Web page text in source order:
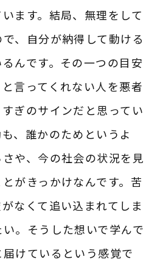
ます。結局、無理をして
、自分が納得して動ける
んです。その一つの目安
言ってくれない人を悪者
ぎのサインだと思ってい
、誰かのためというよ
や、今の社会の状況を見
がきっかけなんです。苦
なくて追い込まれてしま
。そうした想いで学んで
けているという感覚で